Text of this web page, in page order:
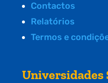
Contactos
Relatórios
Termos e
Universidades